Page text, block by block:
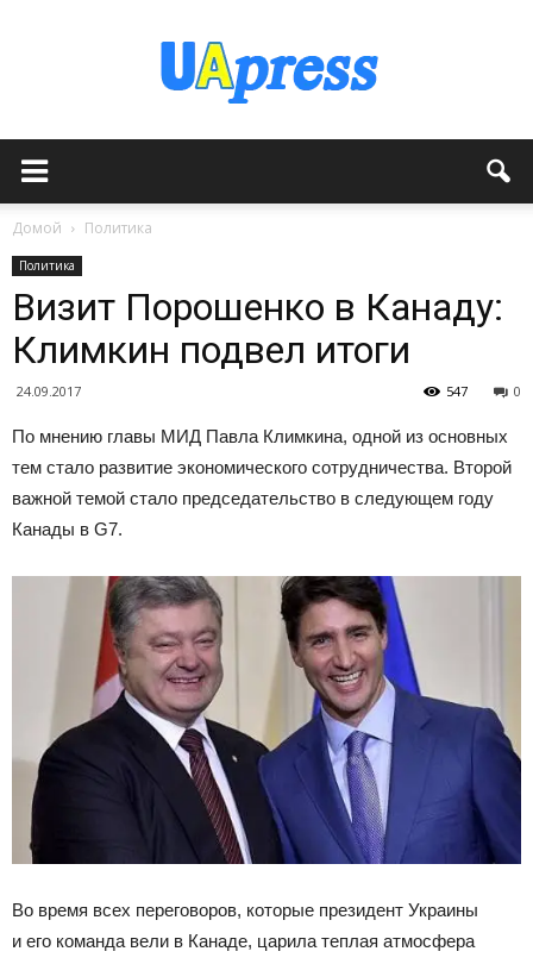
Домой Политика
Политика
Визит Порошенко в Канаду:
Климкин подвел итоги
24.09.2017 0
547
По мнению главы МИД Павла Климкина, одной из основных
тем стало развитие экономического сотрудничества. Второй
важной темой стало председательство в следующем году
Канады в G7.
Во время всех переговоров, которые президент Украины
и его команда вели в Канаде, царила теплая атмосфера